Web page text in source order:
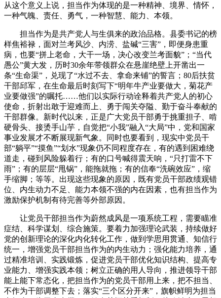
从这个意义上说，担当作为体现的是一种精神、境界、情怀，
一种气魄、责任、勇气，一种智慧、能力、本领。
担当作为是共产党人与生俱来的政治品格。县委书记的榜
样焦裕禄，面对兰考风沙、内涝、盐碱“三害”，即便身患重
病，也要“拼上老命，大干一场，决心改变兰考面貌”；“当代
愚公”黄大发，历时30余年带领群众在悬崖绝壁上开凿出一
条“生命渠”，兑现了“水过不去、拿命来铺”的誓言；80后扶贫
干部邱军，在生命最后时刻写下“明年牛产业要做大，菊花产
业要做强”的嘱托……他们以实际行动诠释着共产党人的初心
使命，折射出敢于迎难而上、勇于闯关夺隘、勤于奋斗奉献的
干部群像。新时代以来，正是广大党员干部勇于挑重担子、啃
硬骨头、接烫手山芋，自觉把“小我”融入“大局”中，党和国家
事业发展才不断展现新气象。同时也要看到，现实中党员干
部“躺平”“摸鱼”“划水”现象仍不同程度存在，有的遇到困难绕
道走，碰到风险躲着行；有的口号喊得震天响，“只打雷不下
雨”；有的层层“甩锅”，能拖就拖；有的信奉“洗碗效应”，缩
手缩脚；等等。出现这些现象的原因，既有党员干部政绩观错
位、内生动力不足、能力本领不强的内在因素，也有担当作为
激励保护机制有待完善等外部原因。
让党员干部担当作为蔚然成风是一项系统工程，需要瞄准
症结、科学谋划、综合施策。要着力加强理论武装，持续做好
党的创新理论的深化内化转化工作，做到学思用贯通、知信行
统一，增强党员干部担当作为的内生动力；强化能力培养，通
过精准培训、实践锻炼，促进党员干部优化知识结构、提高专
业能力、增强实践本领；树立正确的用人导向，推进领导干部
能上能下常态化，把担当作为的党员干部用上来，把不担当、
不作为干部调整下去；落实“三个区分开来”，旗帜鲜明为担当